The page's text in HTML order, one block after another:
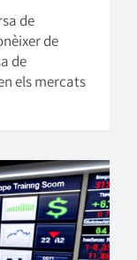
de
de
de
els mercats